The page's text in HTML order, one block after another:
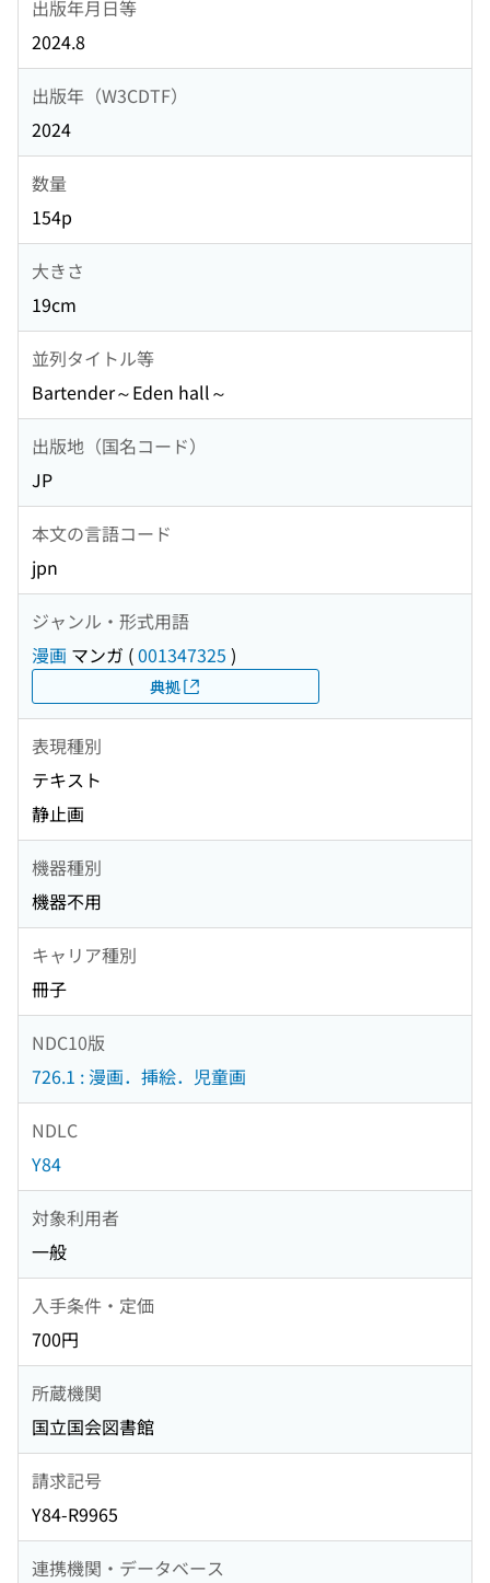
出版年月日等
2024.8
出版年（W3CDTF）
2024
数量
154p
大きさ
19cm
並列タイトル等
Bartender～Eden hall～
出版地（国名コード）
JP
本文の言語コード
jpn
ジャンル・形式用語
漫画 マンガ (001347325 )
典拠
表現種別
テキスト
静止画
機器種別
機器不用
キャリア種別
冊子
NDC10版
726.1 : 漫画．挿絵．児童画
NDLC
Y84
対象利用者
一般
入手条件・定価
700円
所蔵機関
国立国会図書館
請求記号
Y84-R9965
連携機関・データベース